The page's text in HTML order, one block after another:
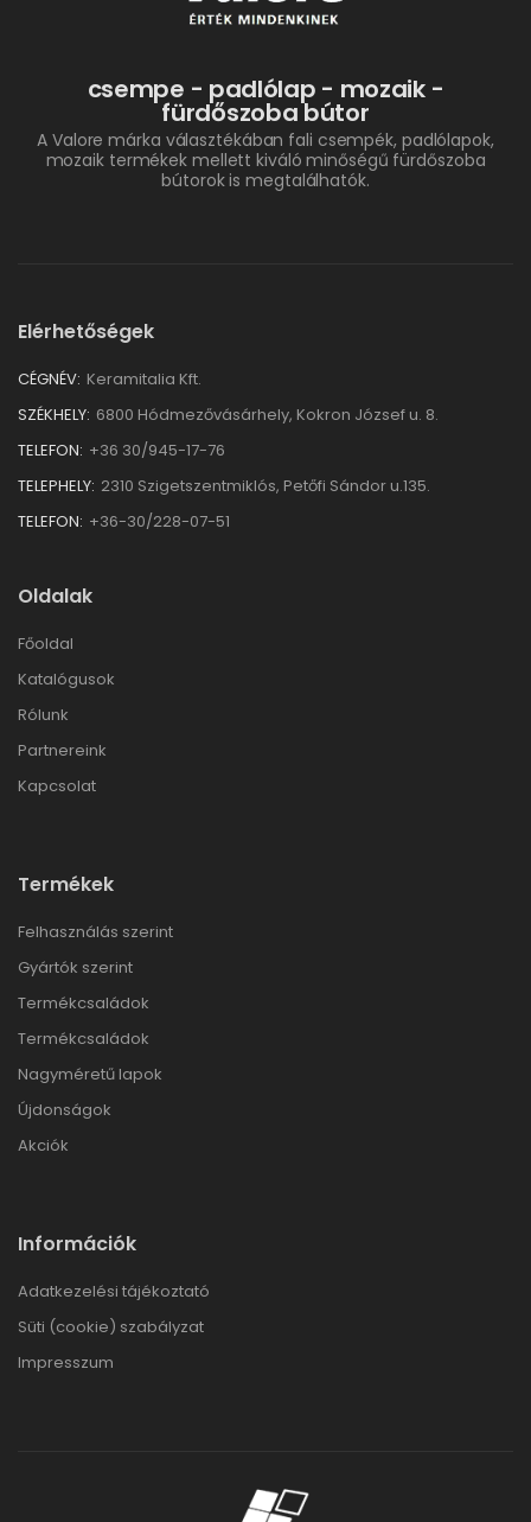
csempe - padlólap - mozaik -
fürdőszoba bútor
A Valore márka választékában fali csempék, padlólapok,
mozaik termékek mellett kiváló minőségű fürdőszoba
bútorok is megtalálhatók.
Elérhetőségek
CÉGNÉV: Keramitalia Kft.
SZÉKHELY: 6800 Hódmezővásárhely, Kokron József u. 8.
TELEFON: +36 30/945-17-76
TELEPHELY: 2310 Szigetszentmiklós, Petőfi Sándor u.135.
TELEFON: +36-30/228-07-51
Oldalak
Főoldal
Katalógusok
Rólunk
Partnereink
Kapcsolat
Termékek
Felhasználás szerint
Gyártók szerint
Termékcsaládok
Termékcsaládok
Nagyméretű lapok
Újdonságok
Akciók
Információk
Adatkezelési tájékoztató
Süti (cookie) szabályzat
Impresszum